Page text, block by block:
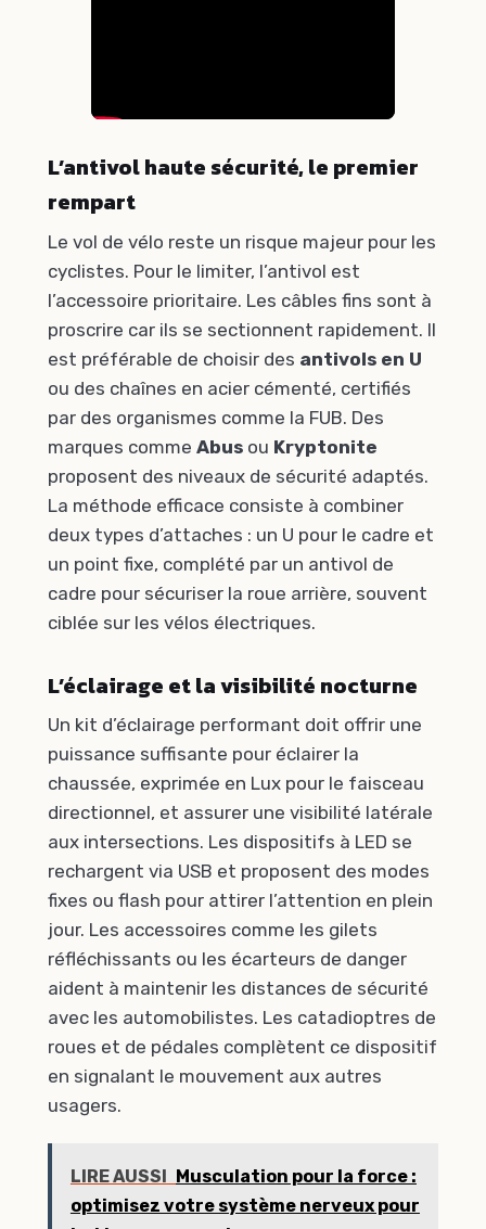
L’antivol haute sécurité, le premier
rempart
Le vol de vélo reste un risque majeur pour les
cyclistes. Pour le limiter, l’antivol est
l’accessoire prioritaire. Les câbles fins sont à
proscrire car ils se sectionnent rapidement. Il
est préférable de choisir des antivols en U
ou des chaînes en acier cémenté, certifiés
par des organismes comme la FUB. Des
marques comme Abus ou Kryptonite
proposent des niveaux de sécurité adaptés.
La méthode efficace consiste à combiner
deux types d’attaches : un U pour le cadre et
un point fixe, complété par un antivol de
cadre pour sécuriser la roue arrière, souvent
ciblée sur les vélos électriques.
L’éclairage et la visibilité nocturne
Un kit d’éclairage performant doit offrir une
puissance suffisante pour éclairer la
chaussée, exprimée en Lux pour le faisceau
directionnel, et assurer une visibilité latérale
aux intersections. Les dispositifs à LED se
rechargent via USB et proposent des modes
fixes ou flash pour attirer l’attention en plein
jour. Les accessoires comme les gilets
réfléchissants ou les écarteurs de danger
aident à maintenir les distances de sécurité
avec les automobilistes. Les catadioptres de
roues et de pédales complètent ce dispositif
en signalant le mouvement aux autres
usagers.
LIRE AUSSI Musculation pour la force :
optimisez votre système nerveux pour